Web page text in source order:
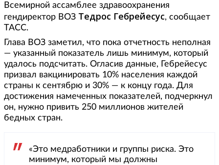
Всемирной ассамблее здравоохранения
гендиректор ВОЗ Тедрос Гебрейесус, сообщает
ТАСС.
Глава ВОЗ заметил, что пока отчетность неполная
— указанный показатель лишь минимум, который
удалось подсчитать. Огласив данные, Гебрейесус
призвал вакцинировать 10% населения каждой
страны к сентябрю и 30% — к концу года. Для
достижения намеченных показателей, подчеркнул
он, нужно привить 250 миллионов жителей
бедных стран.
«Это медработники и группы риска. Это
минимум, который мы должны